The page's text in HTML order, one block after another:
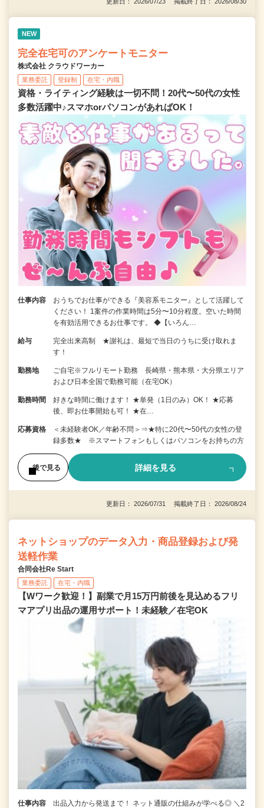
更新日： 2026/07/23 掲載終了日： 2026/08/30
NEW
完全在宅可のアンケートモニター
株式会社 クラウドワーカー
業務委託 登録制 在宅・内職
資格・ライティング経験は一切不問！20代〜50代の女性
多数活躍中♪スマホorパソコンがあればOK！
仕事内容
おうちでお仕事ができる『美容系モニター』として活躍して
ください！ 1案件の作業時間は5分〜10分程度。空いた時間
を有効活用できるお仕事です。 ◆【いろん…
給与
完全出来高制 ★謝礼は、最短で当日のうちに受け取れま
す！
勤務地
ご自宅※フルリモート勤務 長崎県・熊本県・大分県エリア
および日本全国で勤務可能（在宅OK）
勤務時間
好きな時間に働けます！ ★単発（1日のみ）OK！ ★応募
後、即お仕事開始も可！ ★在…
応募資格
＜未経験者OK／年齢不問＞⇒★特に20代〜50代の女性の登
録多数★ ※スマートフォンもしくはパソコンをお持ちの方
後で見る 詳細を見る
更新日： 2026/07/31 掲載終了日： 2026/08/24
ネットショップのデータ入力・商品登録および発
送軽作業
合同会社Re Start
業務委託 在宅・内職
【Wワーク歓迎！】副業で月15万円前後を見込めるフリ
マアプリ出品の運用サポート！未経験／在宅OK
仕事内容
出品入力から発送まで！ ネット通販の仕組みが学べる◎ ＼2